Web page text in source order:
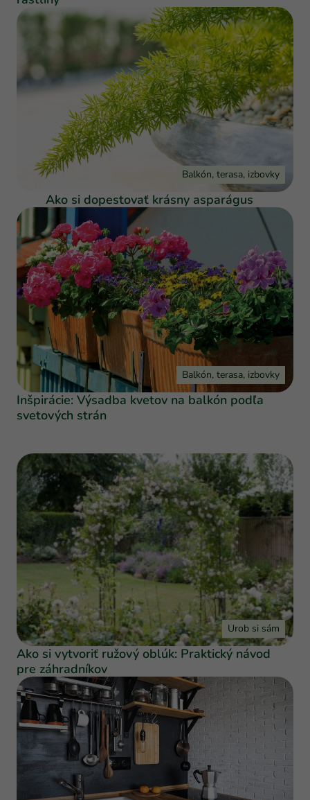
Balkón, terasa, izbovky
Ako si dopestovať krásny asparágus
Balkón, terasa, izbovky
Inšpirácie: Výsadba kvetov na balkón podľa
svetových strán
Urob si sám
Ako si vytvoriť ružový oblúk: Praktický návod
pre záhradníkov